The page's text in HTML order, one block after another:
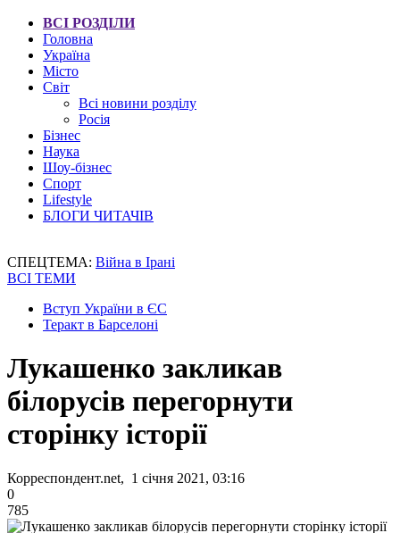
ВСІ РОЗДІЛИ
Головна
Україна
Місто
Світ
Всі новини розділу
Росія
Бізнес
Наука
Шоу-бізнес
Спорт
Lifestyle
БЛОГИ ЧИТАЧІВ
СПЕЦТЕМА: Війна в Ірані
ВСІ ТЕМИ
Вступ України в ЄС
Теракт в Барселоні
Лукашенко закликав
білорусів перегорнути
сторінку історії
Корреспондент.net, 1 січня 2021, 03:16
0
785